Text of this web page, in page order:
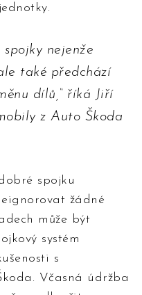
nejenže
také předchází
dílů,“ říká Jiří
z Auto Škoda
spojku
žádné
může být
systém
s
Včasná údržba